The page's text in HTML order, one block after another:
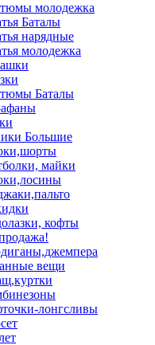
молодежка
Баталы
нарядные
молодежка
Баталы
Большие
майки
кофты
вещи
лонгсливы